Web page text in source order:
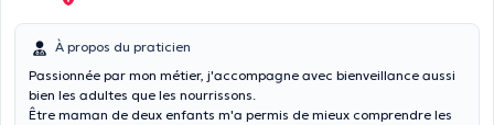
À propos du praticien
Passionnée par mon métier, j'accompagne avec bienveillance aussi
bien les adultes que les nourrissons.
Être maman de deux enfants m'a permis de mieux comprendre les